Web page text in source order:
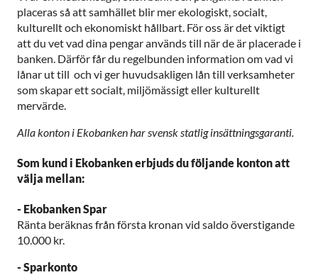
placeras så att samhället blir mer ekologiskt, socialt,
kulturellt och ekonomiskt hållbart. För oss är det viktigt
att du vet vad dina pengar används till när de är placerade i
banken. Därför får du regelbunden information om vad vi
lånar ut till och vi ger huvudsakligen lån till verksamheter
som skapar ett socialt, miljömässigt eller kulturellt
mervärde.
Alla konton i Ekobanken har svensk statlig insättningsgaranti.
Som kund i Ekobanken erbjuds du följande konton att
välja mellan:
- Ekobanken Spar
Ränta beräknas från första kronan vid saldo överstigande
10.000 kr.
- Sparkonto